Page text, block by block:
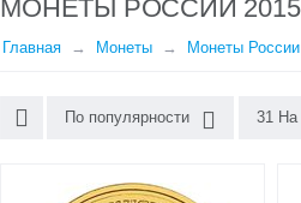
МОНЕТЫ РОССИИ
Главная Монеты Монеты России
По популярности 31 На